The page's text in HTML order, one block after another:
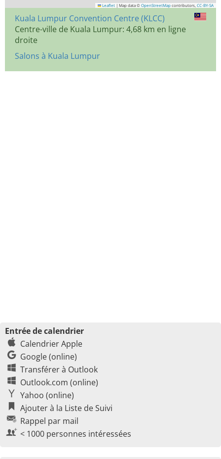
Leaflet | Map data © OpenStreetMap contributors, CC-BY-SA
Kuala Lumpur Convention Centre (KLCC)
Centre-ville de Kuala Lumpur: 4,68 km en ligne
droite
Salons à Kuala Lumpur
Entrée de calendrier
Calendrier Apple
Google (online)
Transférer à Outlook
Outlook.com (online)
Yahoo (online)
Ajouter à la Liste de Suivi
Rappel par mail
< 1000 personnes intéressées